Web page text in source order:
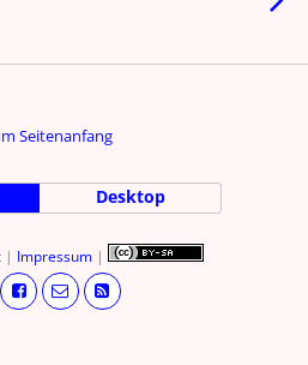
Seitenanfang
Desktop
| Impressum |